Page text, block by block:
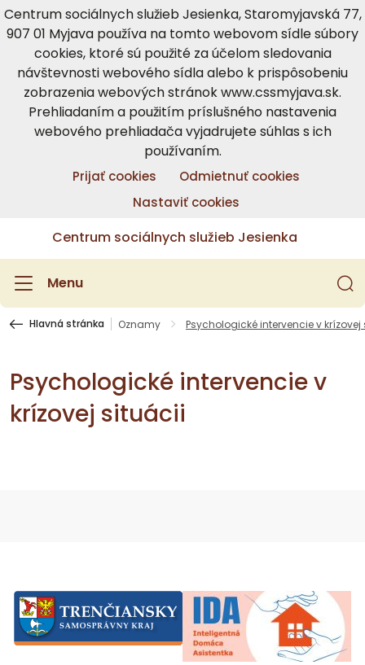
Centrum sociálnych služieb Jesienka, Staromyjavská 77,
907 01 Myjava používa na tomto webovom sídle súbory
cookies, ktoré sú použité za účelom sledovania
návštevnosti webového sídla alebo k prispôsobeniu
zobrazenia webových stránok www.cssmyjava.sk.
Prehliadaním a použitím príslušného nastavenia
webového prehliadača vyjadrujete súhlas s ich
používaním.
Prijať cookies
Odmietnuť cookies
Nastaviť cookies
Centrum sociálnych služieb Jesienka
Menu
Hlavná stránka Oznamy Psychologické intervencie v
Psychologické intervencie v
krízovej situácii